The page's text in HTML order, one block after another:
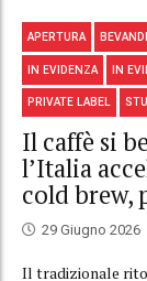
APERTURA
IN EVIDENZA IN
PRIVATE LABEL
Il caffè si
l’Italia
cold brew,
29 Giugno 2026
Il tradizionale